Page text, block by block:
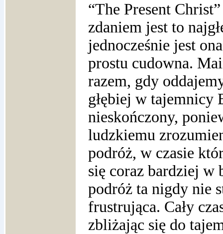
“The Present
zdaniem jest to
jednocześnie jest
prostu cudowna.
razem, gdy
głębiej w tajemnicy
nieskończony,
ludzkiemu
podróż, w czasie
się coraz bardziej w
podróż ta nigdy nie
frustrująca. Cały
zbliżając się do